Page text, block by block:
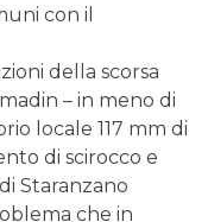
con il
della scorsa
– in meno di
locale 117 mm di
di scirocco e
Staranzano
che in